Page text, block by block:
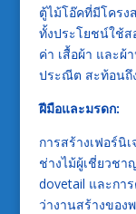
ตู้ไม้โอ๊คที่มีโคร
ทั้งประโยชน์ใช้ส
ค่า เสื้อผ้า และผ้
ประณีต สะท้อนถึ
ฝีมือและมรดก:
การสร้างเฟอร์นิ
ช่างไม้ผู้เชี่ยวชา
dovetail และกา
ว่างานสร้างของ